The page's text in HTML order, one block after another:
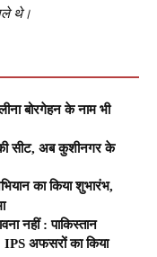
थे।
बोरगेहन के नाम भी
की सीट, अब कुशीनगर के
का किया शुभारंभ,
नहीं : पाकिस्तान
अफसरों का किया